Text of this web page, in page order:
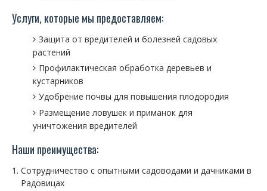
Услуги, которые мы предоставляем:
Защита от вредителей и болезней садовых
растений
Профилактическая обработка деревьев и
кустарников
Удобрение почвы для повышения плодородия
Размещение ловушек и приманок для
уничтожения вредителей
Наши преимущества:
Сотрудничество с опытными садоводами и дачниками в
Радовицах